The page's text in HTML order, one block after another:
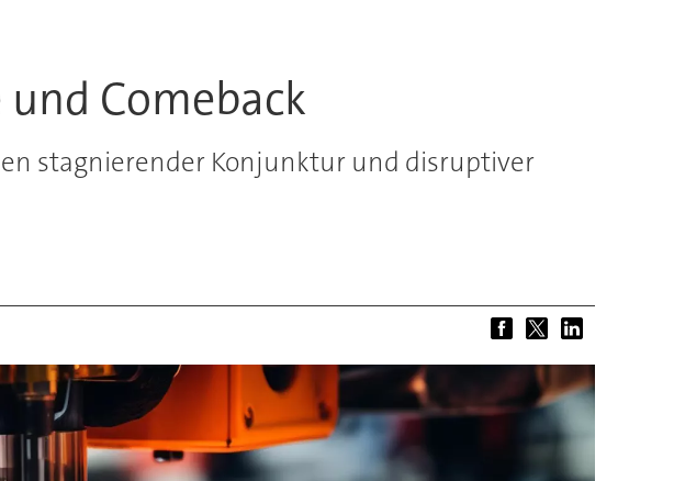
Comeback
stagnierender Konjunktur und disruptiver